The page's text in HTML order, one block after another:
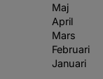
Maj
April
Mars
Februari
Januari